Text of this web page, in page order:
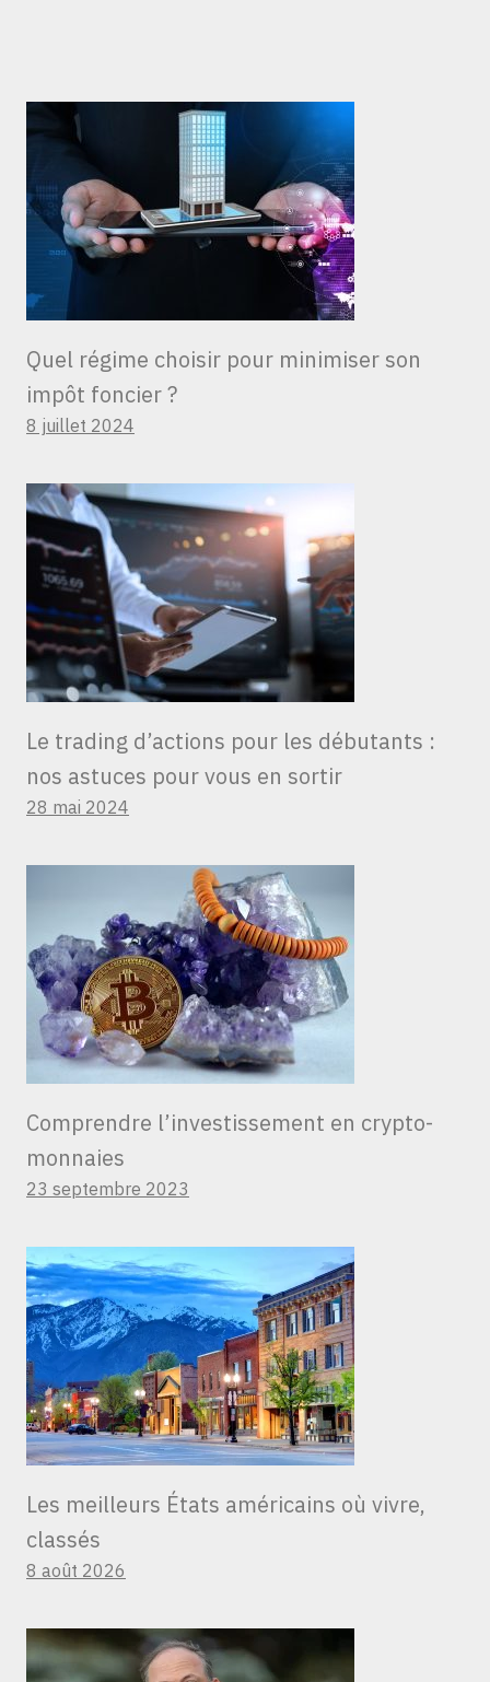
Quel régime choisir pour minimiser son
impôt foncier ?
8 juillet 2024
Le trading d’actions pour les débutants :
nos astuces pour vous en sortir
28 mai 2024
Comprendre l’investissement en crypto-
monnaies
23 septembre 2023
Les meilleurs États américains où vivre,
classés
8 août 2026